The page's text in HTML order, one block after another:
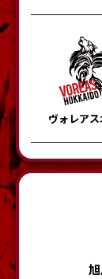
ヴォレア